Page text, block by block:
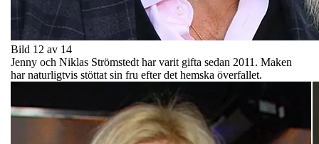
Bild 12 av 14
Jenny och Niklas Strömstedt har varit gifta sedan 2011. Maken
har naturligtvis stöttat sin fru efter det hemska överfallet.